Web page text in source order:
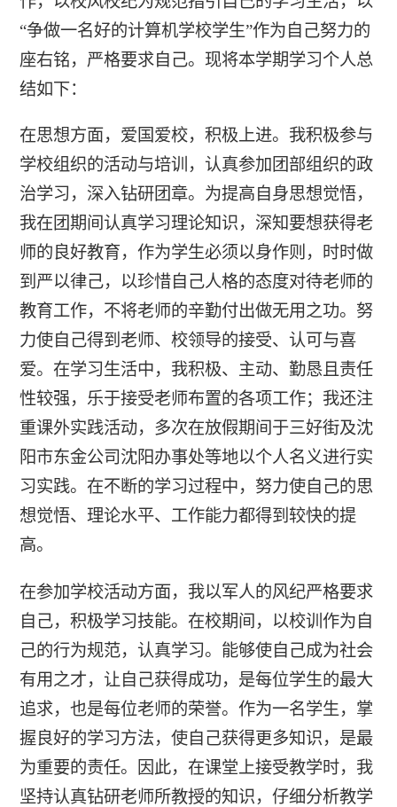
“争做一名好的计算机学校学生”作为自己努力的
座右铭，严格要求自己。现将本学期学习个人总
结如下：
在思想方面，爱国爱校，积极上进。我积极参与
学校组织的活动与培训，认真参加团部组织的政
治学习，深入钻研团章。为提高自身思想觉悟，
我在团期间认真学习理论知识，深知要想获得老
师的良好教育，作为学生必须以身作则，时时做
到严以律己，以珍惜自己人格的态度对待老师的
教育工作，不将老师的辛勤付出做无用之功。努
力使自己得到老师、校领导的接受、认可与喜
爱。在学习生活中，我积极、主动、勤恳且责任
性较强，乐于接受老师布置的各项工作；我还注
重课外实践活动，多次在放假期间于三好街及沈
阳市东金公司沈阳办事处等地以个人名义进行实
习实践。在不断的学习过程中，努力使自己的思
想觉悟、理论水平、工作能力都得到较快的提
高。
在参加学校活动方面，我以军人的风纪严格要求
自己，积极学习技能。在校期间，以校训作为自
己的行为规范，认真学习。能够使自己成为社会
有用之才，让自己获得成功，是每位学生的最大
追求，也是每位老师的荣誉。作为一名学生，掌
握良好的学习方法，使自己获得更多知识，是最
为重要的责任。因此，在课堂上接受教学时，我
坚持认真钻研老师所教授的知识，仔细分析教学